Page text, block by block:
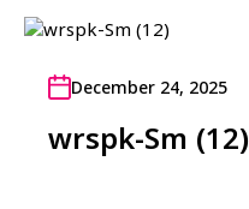
December 24, 2025
wrspk-Sm (12)